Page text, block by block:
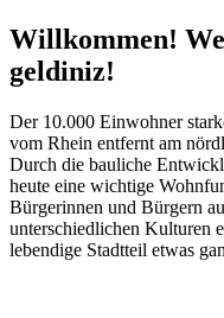
Willkommen!
geldiniz!
Der 10.000 Einwohner
vom Rhein entfernt am
Durch die bauliche
heute eine wichtige
Bürgerinnen und Bürgern
unterschiedlichen Kulturen
lebendige Stadtteil etwas